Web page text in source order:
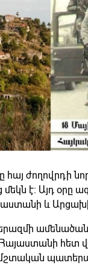
հայ ժողովրդի
է։ Այդ օրը
և Արցախի
ամենածանր
հետ
մշտական